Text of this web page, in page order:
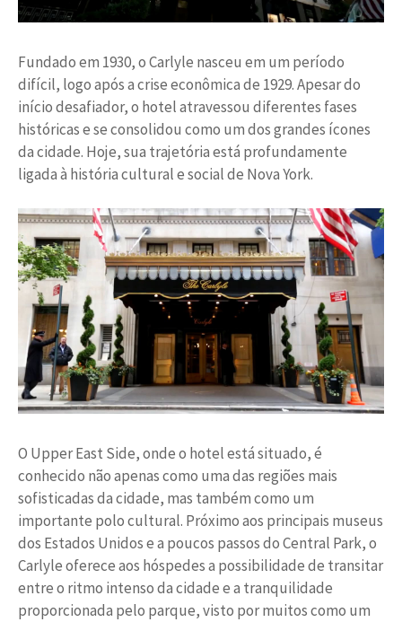
Fundado em 1930, o Carlyle nasceu em um período
difícil, logo após a crise econômica de 1929. Apesar do
início desafiador, o hotel atravessou diferentes fases
históricas e se consolidou como um dos grandes ícones
da cidade. Hoje, sua trajetória está profundamente
ligada à história cultural e social de Nova York.
O Upper East Side, onde o hotel está situado, é
conhecido não apenas como uma das regiões mais
sofisticadas da cidade, mas também como um
importante polo cultural. Próximo aos principais museus
dos Estados Unidos e a poucos passos do Central Park, o
Carlyle oferece aos hóspedes a possibilidade de transitar
entre o ritmo intenso da cidade e a tranquilidade
proporcionada pelo parque, visto por muitos como um